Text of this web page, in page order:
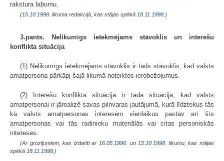
rakstura labumu.
(15.10.1998 . likuma redakcijā, kas stājas spēkā 18.11.1998. )
3.pants. Nelikumīgs ietekmējams stāvoklis un interešu
konflikta situācija
(1) Nelikumīgs ietekmējams stāvoklis ir tāds stāvoklis, kad valsts
amatpersona pārkāpj šajā likumā noteiktos ierobežojumus.
(2) Interešu konflikta situācija ir tāda situācija, kad valsts
amatpersonai ir jārealizē savas pilnvaras jautājumā, kurā līdztekus tās
kā valsts amatpersonas interesēm vienlaikus pastāv arī šīs
amatpersonas vai tās radinieku materiālās vai citas personiskās
intereses.
(Ar grozījumiem, kas izdarīti ar 16.05.1996. un 15.10.1998 . likumu, kas stājas
spēkā 18.11.1998. )